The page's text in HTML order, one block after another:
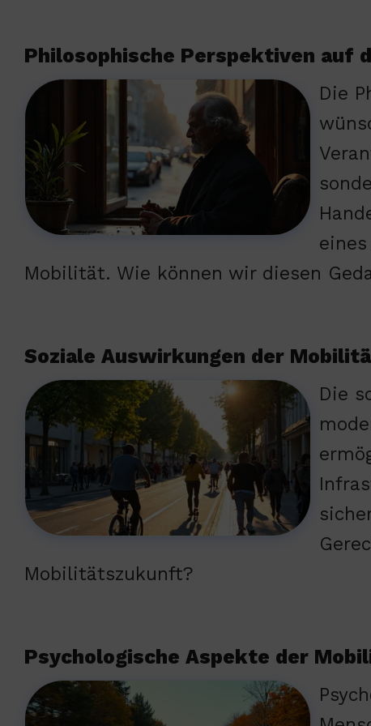
Philosophische Perspektiven auf
Die
Mobilität. Wie können wir diesen
Soziale Auswirkungen der
Die
Mobilitätszukunft?
Psychologische Aspekte der